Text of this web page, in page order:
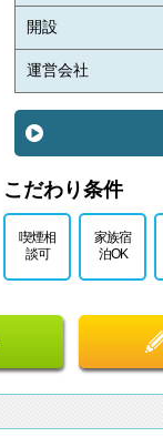
開設
運営会社
こだわり条件
喫煙相
談可
家族宿
泊OK